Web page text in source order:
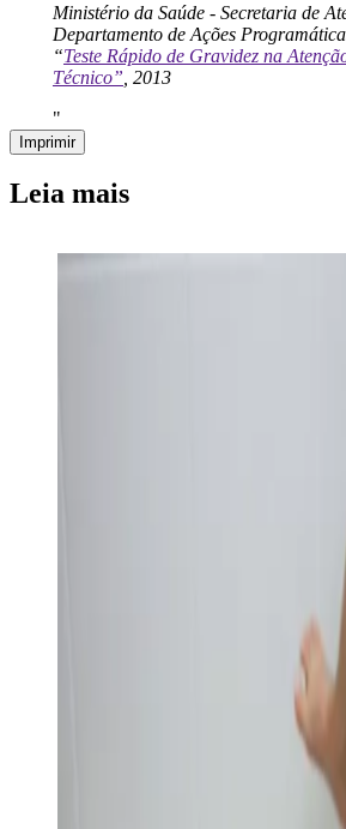
Ministério da Saúde - Secretaria de
Departamento de Ações
“Teste Rápido de Gravidez na
Técnico” , 2013
"
Imprimir
Leia mais